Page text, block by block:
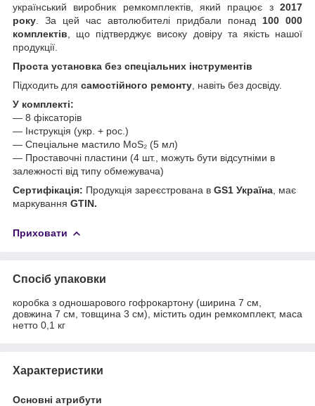
український виробник ремкомплектів, який працює з 2017
року . За цей час автолюбителі придбали понад 100 000
комплектів , що підтверджує високу довіру та якість нашої
продукції.
Проста установка без спеціальних інструментів
Підходить для самостійного ремонту , навіть без досвіду.
У комплекті:
— 8 фіксаторів
— Інструкція (укр. + рос.)
— Спеціальне мастило MoS₂ (5 мл)
— Проставочні пластини (4 шт., можуть бути відсутніми в
залежності від типу обмежувача)
Сертифікація: Продукція зареєстрована в GS1 Україна , має
маркування GTIN.
Приховати
Спосіб упаковки
коробка з одношарового гофрокартону (ширина 7 см,
довжина 7 см, товщина 3 см), містить один ремкомплект, маса
нетто 0,1 кг
Характеристики
Основні атрибути